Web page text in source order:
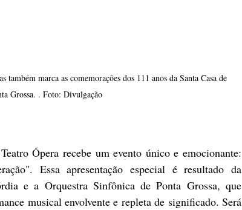
marca as comemorações dos 111 anos da Santa Casa de
Grossa. . Foto: Divulgação
Ópera recebe um evento único e emocionante:
Essa apresentação especial é resultado da
e a Orquestra Sinfônica de Ponta Grossa, que
musical envolvente e repleta de significado. Será